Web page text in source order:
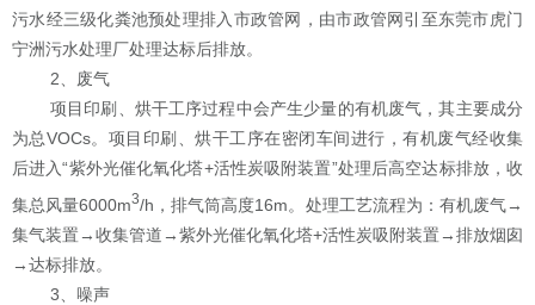
污水经三级化粪池预处理排入市政管网，由市政管网引至东莞市虎门
宁洲污水处理厂处理达标后排放。
2 、废气
项目印刷、烘干工序过程中会产生少量的有机废气，其主要成分
为总VOCs。项目印刷、烘干工序在密闭车间进行，有机废气经收集
后进入“紫外光催化氧化塔+活性炭吸附装置”处理后高空达标排放，收
集总风量6000m3/h ，排气筒高度16m。处理工艺流程为：有机废气→
集气装置→收集管道→紫外光催化氧化塔+活性炭吸附装置→排放烟囱
→达标排放。
3 、噪声